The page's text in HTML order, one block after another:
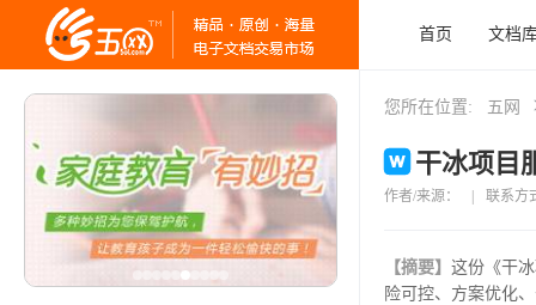
首页 文档
您所在位置: 五网
干冰项目
作者/来源： 联系方
【摘要】 这份《干
险可控、方案优化